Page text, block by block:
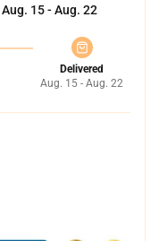
Aug. 15 - Aug. 22
Delivered
Aug. 15 - Aug. 22